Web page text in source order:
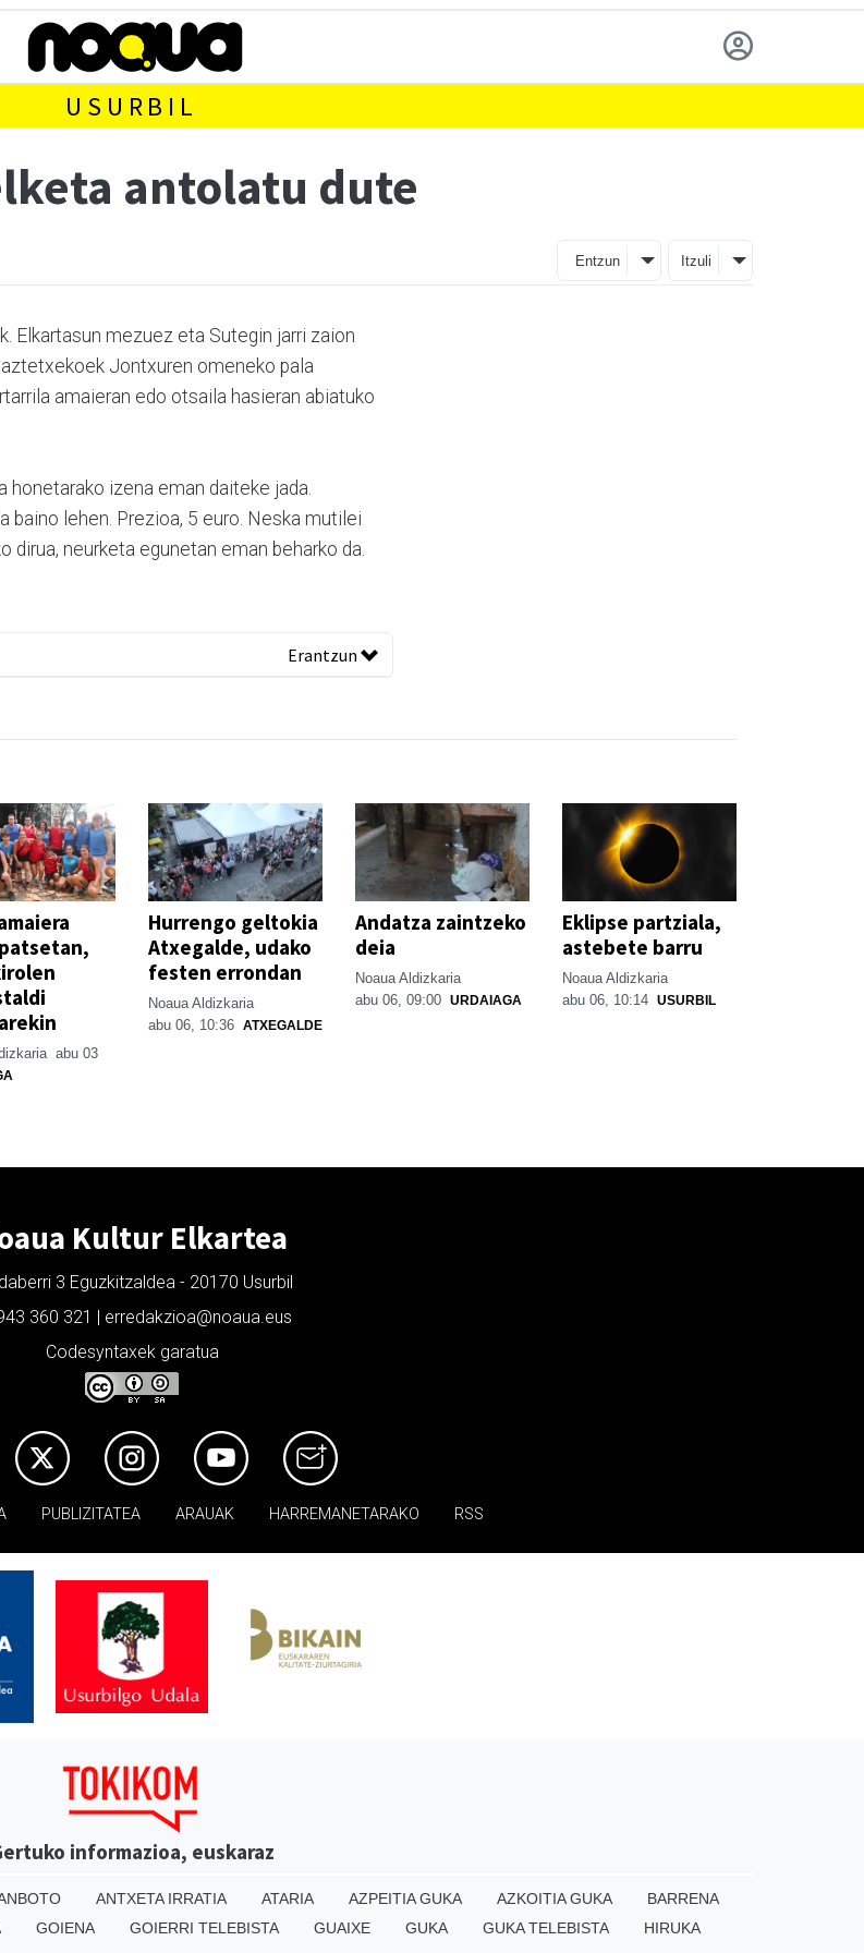
USURBIL
antolatu dute
Entzun Itzuli
Elkartasun mezuez eta Sutegin jarri zaion
Jontxuren omeneko pala
amaieran edo otsaila hasieran abiatuko
honetarako izena eman daiteke jada.
baino lehen. Prezioa, 5 euro. Neska mutilei
neurketa egunetan eman beharko da.
Erantzun
abu 03
Hurrengo geltokia
Atxegalde, udako
festen errondan
Noaua Aldizkaria
abu 06, 10:36 ATXEGALDE
Andatza zaintzeko
deia
Noaua Aldizkaria
abu 06, 09:00 URDAIAGA
Eklipse partziala,
astebete barru
Noaua Aldizkaria
abu 06, 10:14 USURBIL
Kultur Elkartea
3 Eguzkitzaldea - 20170 Usurbil
360 321 | erredakzioa@noaua.eus
Codesyntaxek garatua
PUBLIZITATEA ARAUAK HARREMANETARAKO RSS
informazioa, euskaraz
ANTXETA IRRATIA ATARIA AZPEITIA GUKA AZKOITIA GUKA
BARRENA
GOIENA GOIERRI TELEBISTA GUAIXE GUKA GUKA TELEBISTA
HIRUKA